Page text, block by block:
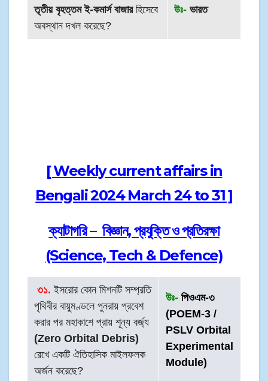
তৃতীয় বৃহত্তম ই-কমার্স বাজারহিসেবে
অবস্থান দখল করেছে?
উঃ- ভারত
[ Weekly current affairs in
Bengali 2024 March 24 to 31 ]
ক্যাটাগরি – বিজ্ঞান, প্রযুক্তি ও প্রতিরক্ষা
(Science, Tech & Defence)
৩১. ইসরোর কোন মিশনটি সম্প্রতি
পৃথিবীর বায়ুমণ্ডলে পুনরায় প্রবেশ
করার পর মহাকাশে প্রায় শূন্য বর্জ্য
(Zero Orbital Debris)
রেখে একটি ঐতিহাসিক মাইলফলক
অর্জন করেছে?
উঃ- পিওএম-৩
(POEM-3 /
PSLV Orbital
Experimental
Module)